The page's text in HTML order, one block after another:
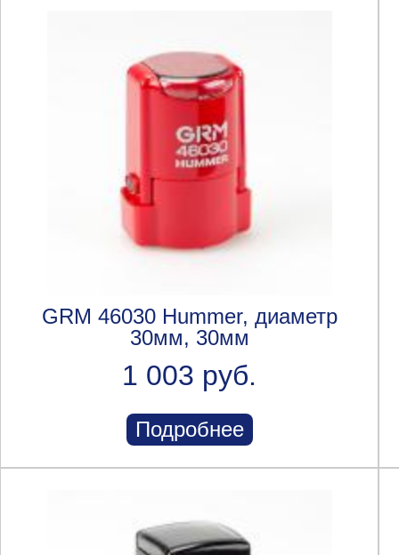
GRM 46030 Hummer, диаметр
30мм, 30мм
1 003 руб.
Подробнее